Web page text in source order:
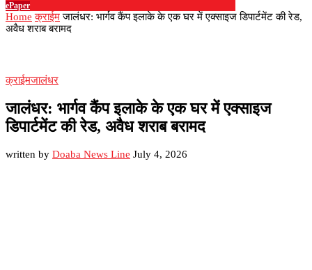
ePaper
Home क्राईम जालंधर: भार्गव कैंप इलाके के एक घर में एक्साइज डिपार्टमेंट की रेड,
अवैध शराब बरामद
क्राईमजालंधर
जालंधर: भार्गव कैंप इलाके के एक घर में एक्साइज
डिपार्टमेंट की रेड, अवैध शराब बरामद
written by Doaba News Line July 4, 2026